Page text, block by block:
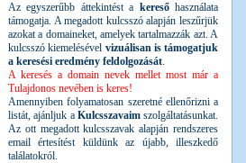
Az egyszerűbb áttekintést a keresőhasználata
támogatja. A megadott kulcsszó alapján leszűrjük
azokat a domaineket, amelyek tartalmazzák azt. A
kulcsszó kiemelésével vizuálisan is támogatjuk
a keresési eredmény feldolgozását.
A keresés a domain nevek mellet most már a
Tulajdonos nevében is keres!
Amennyiben folyamatosan szeretné ellenőrizni a
listát, ajánljuk a Kulcsszavaimszolgáltatásunkat.
Az ott megadott kulcsszavak alapján rendszeres
email értesítést küldünk az újabb, illeszkedő
találatokról.